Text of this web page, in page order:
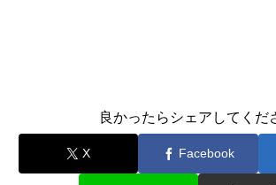
良かったらシェアしてくだ
X Facebook